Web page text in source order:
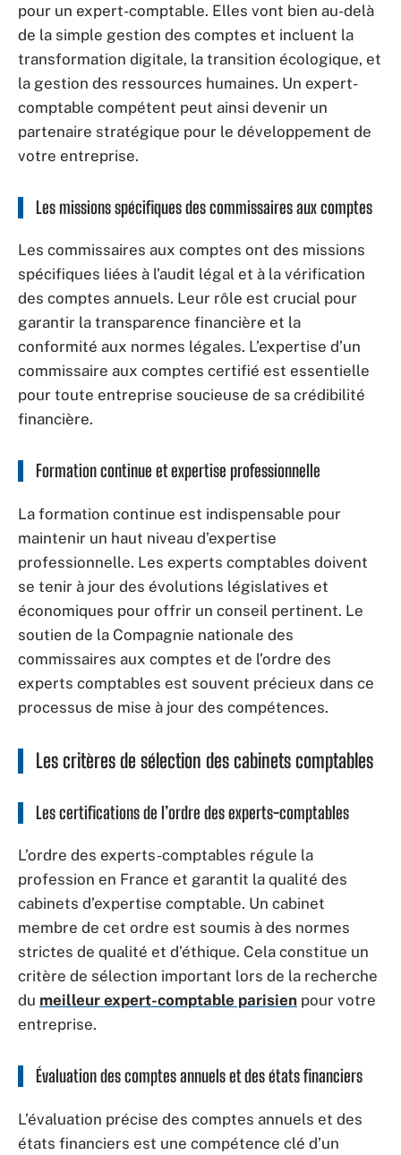
pour un expert-comptable. Elles vont bien au-delà
de la simple gestion des comptes et incluent la
transformation digitale, la transition écologique, et
la gestion des ressources humaines. Un expert-
comptable compétent peut ainsi devenir un
partenaire stratégique pour le développement de
votre entreprise.
Les missions spécifiques des commissaires aux comptes
Les commissaires aux comptes ont des missions
spécifiques liées à l’audit légal et à la vérification
des comptes annuels. Leur rôle est crucial pour
garantir la transparence financière et la
conformité aux normes légales. L’expertise d’un
commissaire aux comptes certifié est essentielle
pour toute entreprise soucieuse de sa crédibilité
financière.
Formation continue et expertise professionnelle
La formation continue est indispensable pour
maintenir un haut niveau d’expertise
professionnelle. Les experts comptables doivent
se tenir à jour des évolutions législatives et
économiques pour offrir un conseil pertinent. Le
soutien de la Compagnie nationale des
commissaires aux comptes et de l’ordre des
experts comptables est souvent précieux dans ce
processus de mise à jour des compétences.
Les critères de sélection des cabinets comptables
Les certifications de l’ordre des experts-comptables
L’ordre des experts-comptables régule la
profession en France et garantit la qualité des
cabinets d’expertise comptable. Un cabinet
membre de cet ordre est soumis à des normes
strictes de qualité et d’éthique. Cela constitue un
critère de sélection important lors de la recherche
du meilleur expert-comptable parisien pour votre
entreprise.
Évaluation des comptes annuels et des états financiers
L’évaluation précise des comptes annuels et des
états financiers est une compétence clé d’un